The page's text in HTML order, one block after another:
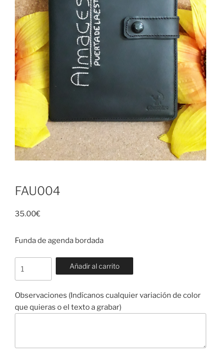
FAU004
35.00€
Funda de agenda bordada
Añadir al carrito
Observaciones (Indícanos cualquier variación de color
que quieras o el texto a grabar)